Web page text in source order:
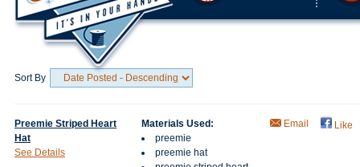
Sort By
Preemie Striped Heart
Hat
See Details
Materials Used:
preemie
preemie hat
Email Like